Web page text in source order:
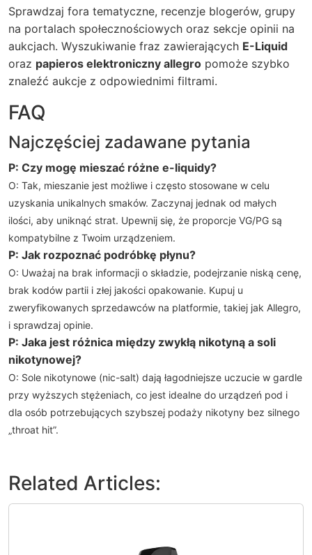
Sprawdzaj fora tematyczne, recenzje blogerów, grupy
na portalach społecznościowych oraz sekcje opinii na
aukcjach. Wyszukiwanie fraz zawierających E-Liquid
oraz papieros elektroniczny allegro pomoże szybko
znaleźć aukcje z odpowiednimi filtrami.
FAQ
Najczęściej zadawane pytania
P: Czy mogę mieszać różne e-liquidy?
O: Tak, mieszanie jest możliwe i często stosowane w celu
uzyskania unikalnych smaków. Zaczynaj jednak od małych
ilości, aby uniknąć strat. Upewnij się, że proporcje VG/PG są
kompatybilne z Twoim urządzeniem.
P: Jak rozpoznać podróbkę płynu?
O: Uważaj na brak informacji o składzie, podejrzanie niską cenę,
brak kodów partii i złej jakości opakowanie. Kupuj u
zweryfikowanych sprzedawców na platformie, takiej jak Allegro,
i sprawdzaj opinie.
P: Jaka jest różnica między zwykłą nikotyną a soli
nikotynowej?
O: Sole nikotynowe (nic-salt) dają łagodniejsze uczucie w gardle
przy wyższych stężeniach, co jest idealne do urządzeń pod i
dla osób potrzebujących szybszej podaży nikotyny bez silnego
„throat hit”.
Related Articles: